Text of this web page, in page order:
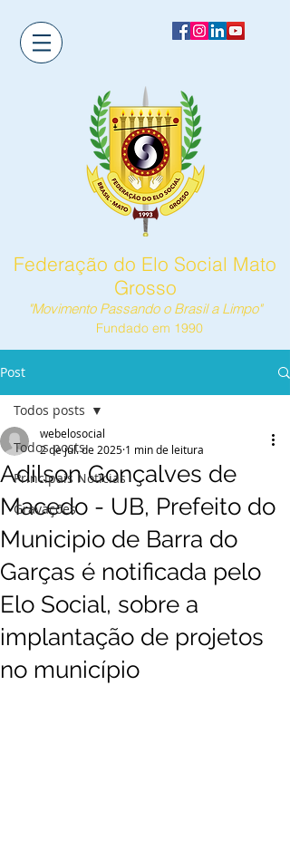
Federação do Elo Social Mato
Grosso
"Movimento Passando o Brasil a Limpo"
Fundado em 1990
Post
Todos posts
Principais Notícias
Gravações
Todos posts
Adilson Gonçalves de
Macedo - UB, Prefeito do
Municipio de Barra do
Garças é notificada pelo
Elo Social, sobre a
implantação de projetos
no município
webelosocial
2 de jul. de 2025 1 min de leitura